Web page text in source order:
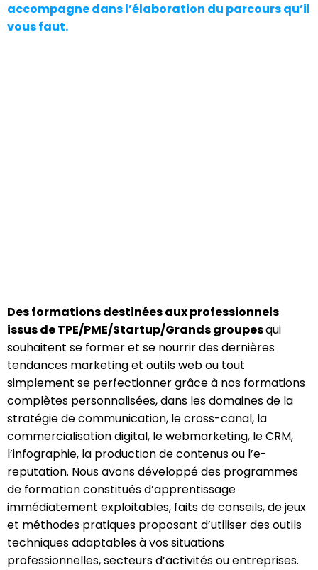
accompagne dans l’élaboration du parcours qu’il
vous faut.
Des formations destinées aux professionnels
issus de TPE/PME/Startup/Grands groupesqui
souhaitent se former et se nourrir des dernières
tendances marketing et outils web ou tout
simplement se perfectionner grâce à nos formations
complètes personnalisées, dans les domaines de la
stratégie de communication, le cross-canal, la
commercialisation digital, le webmarketing, le CRM,
l’infographie, la production de contenus ou l’e-
reputation. Nous avons développé des programmes
de formation constitués d’apprentissage
immédiatement exploitables, faits de conseils, de jeux
et méthodes pratiques proposant d’utiliser des outils
techniques adaptables à vos situations
professionnelles, secteurs d’activités ou entreprises.